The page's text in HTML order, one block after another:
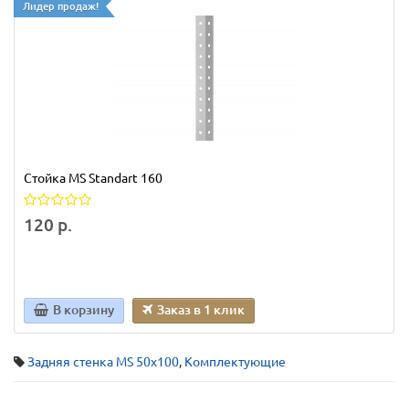
Лидер продаж!
Стойка MS Standart 160
120 р.
В корзину Заказ в 1 клик
Задняя стенка MS 50x100, Комплектующие